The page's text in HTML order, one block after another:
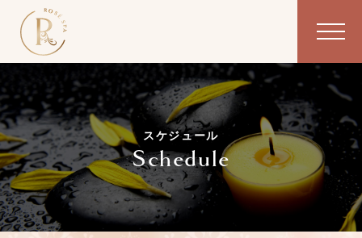
スケジュール
Schedule